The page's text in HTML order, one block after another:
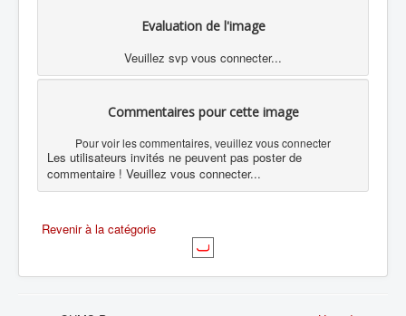
Evaluation de l'image
Veuillez svp vous connecter...
Commentaires pour cette image
Pour voir les commentaires, veuillez vous connecter
Les utilisateurs invités ne peuvent pas poster de
commentaire ! Veuillez vous connecter...
Revenir à la catégorie